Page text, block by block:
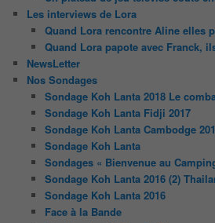
Les interviews de Lora
Quand Lora rencontre Aline elles
Quand Lora papote avec Franck,
NewsLetter
Nos Sondages
Sondage Koh Lanta 2018 Le
Sondage Koh Lanta Fidji 2017
Sondage Koh Lanta Cambodge
Sondage Koh Lanta
Sondages « Bienvenue au
Sondage Koh Lanta 2016 (2)
Sondage Koh Lanta 2016
Face à la Bande